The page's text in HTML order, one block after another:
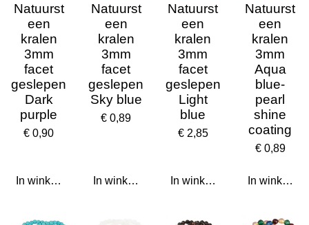
Natuurst
een
kralen
3mm
facet
geslepen
Dark
purple
€ 0,90
In winkelwagen
Natuurst
een
kralen
3mm
facet
geslepen
Sky blue
€ 0,89
In winkelwagen
Natuurst
een
kralen
3mm
facet
geslepen
Light
blue
€ 2,85
In winkelwagen
Natuurst
een
kralen
3mm
Aqua
blue-
pearl
shine
coating
€ 0,89
In